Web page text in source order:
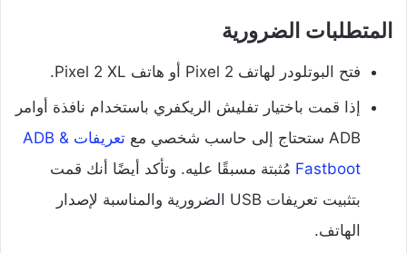
المتطلبات الضرورية
فتح البوتلودر لهاتف Pixel 2 أو هاتف Pixel 2 XL.
إذا قمت باختيار تفليش الريكفري باستخدام نافذة أوامر
ADB ستحتاج إلى حاسب شخصي مع
تعريفات ADB &
Fastboot مُثبتة مسبقًا عليه. وتأكد أيضًا أنك قمت
بتثبيت تعريفات USB الضرورية والمناسبة لإصدار
الهاتف.